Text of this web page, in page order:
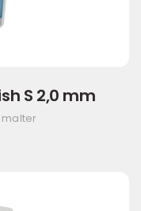
S 2,0 mm